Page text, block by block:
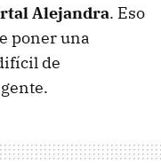
Alejandra. Eso
poner una
de